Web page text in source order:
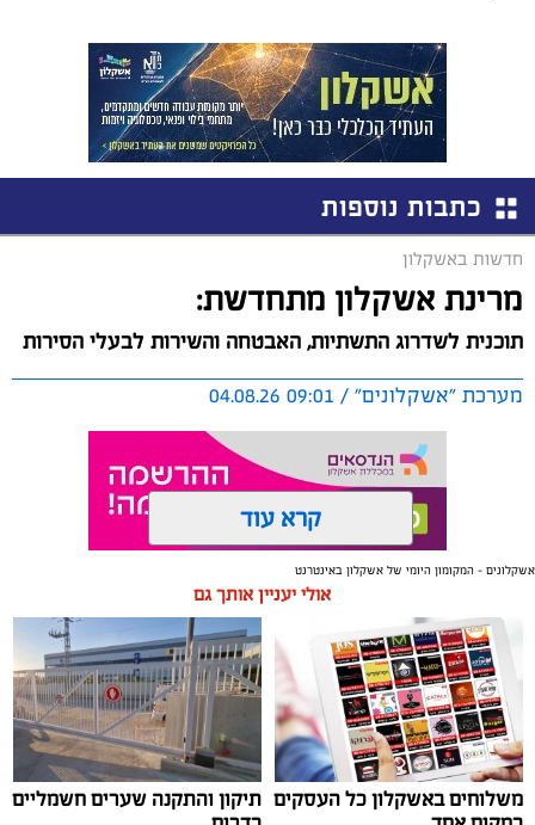
כתבות נוספות
חדשות באשקלון
מרינת אשקלון מתחדשת:
תוכנית לשדרוג התשתיות, האבטחה והשירות לבעלי הסירות
מערכת "אשקלונים" / 09:01 04.08.26
תגים:אשקלון, מרינה
החברה הכלכלית הציגה לנציגי בעלי כלי השייט במרינה
תוכנית השקעה מקיפה הכוללת שדרוג התשתיות, חיזוק
מערך האבטחה, הקמת תחנת דלק חדשה ושיפור השירותים.
מנכ"ל החכ"ל: "כל שקל שנגבה מבעלי הסירות חוזר בחזרה
אליהם באמצעות שיפור המרינה והמשך פיתוחה"
נציגי העוגנים במרינת אשקלון נפגשו השבוע עם מנכ"ל
קרא עוד
אשקלונים - המקומון היומי של אשקלון באינטרנט
אולי יעניין אותך גם
משלוחים באשקלון כל העסקים תיקון והתקנה שערים חשמליים